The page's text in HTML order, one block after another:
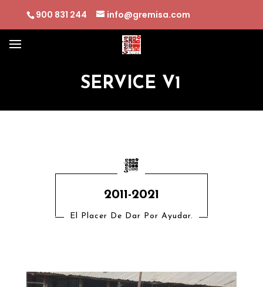
900 831 244 info@gremisa.com
SERVICE V1
2011-2021
El Placer De Dar Por Ayudar.